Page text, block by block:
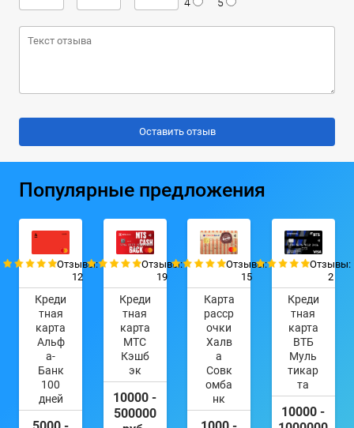
Популярные предложения
Отзывы:
12
Креди
тная
карта
Альф
а-
Банк
100
дней
Отзывы:
19
Креди
тная
карта
МТС
Кэшб
эк
10000 -
500000
Отзывы:
15
Карта
расср
очки
Халв
а
Совк
омба
нк
Отзывы:
2
Креди
тная
карта
ВТБ
Муль
тикар
та
10000 -